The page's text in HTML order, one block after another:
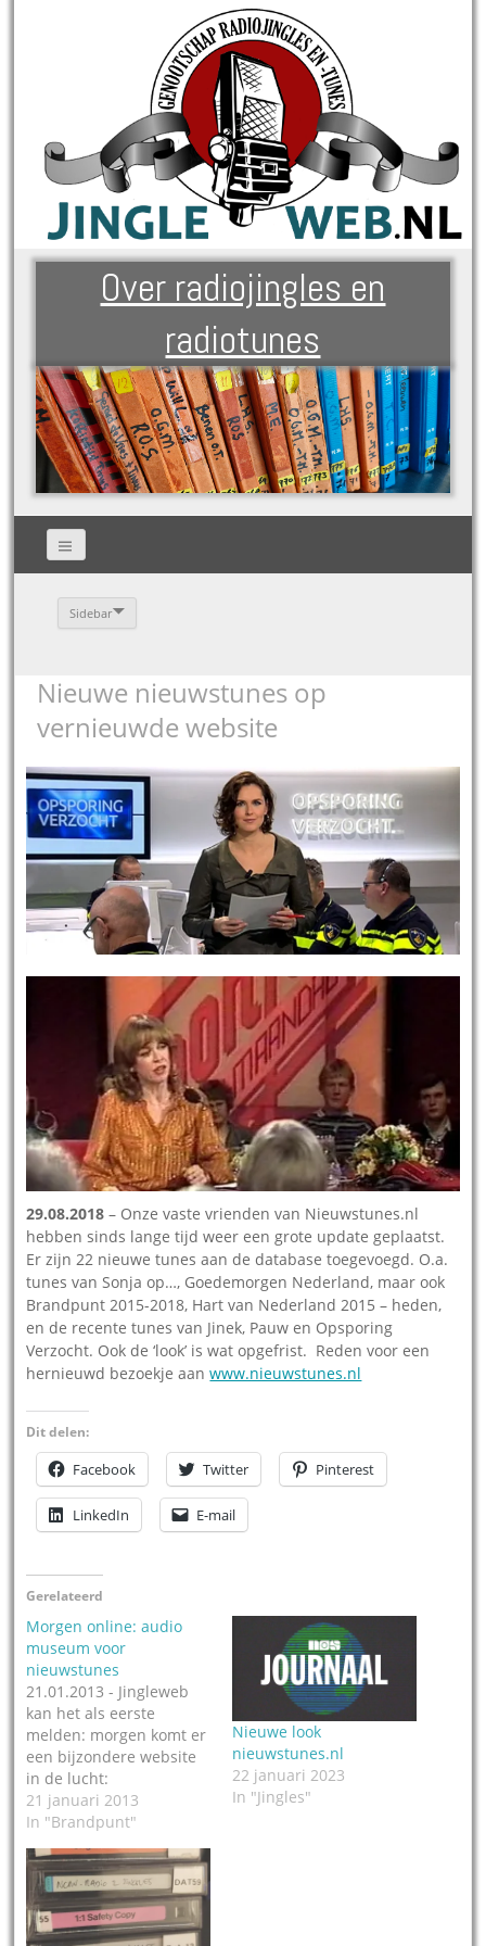
Over radiojingles en
radiotunes
Sidebar
Nieuwe nieuwstunes op
vernieuwde website
29.08.2018 – Onze vaste vrienden van Nieuwstunes.nl
hebben sinds lange tijd weer een grote update geplaatst.
Er zijn 22 nieuwe tunes aan de database toegevoegd. O.a.
tunes van Sonja op…, Goedemorgen Nederland, maar ook
Brandpunt 2015-2018, Hart van Nederland 2015 – heden,
en de recente tunes van Jinek, Pauw en Opsporing
Verzocht. Ook de ‘look’ is wat opgefrist. Reden voor een
hernieuwd bezoekje aanwww.nieuwstunes.nl
Dit delen:
Facebook Twitter Pinterest
LinkedIn E-mail
Gerelateerd
Morgen online: audio
museum voor
nieuwstunes
21.01.2013 - Jingleweb
kan het als eerste
melden: morgen komt er
een bijzondere website
in de lucht:
Nieuwstunes.nl. De site
bevat tunes van de
meeste huidige en oude
nieuwsrubrieken op TV:
van het NOS Journaal,
het RTL Nieuws, tot Hart
van Nederland,
21 januari 2013
In "Brandpunt"
Nieuwe look
nieuwstunes.nl
22 januari 2023
In "Jingles"